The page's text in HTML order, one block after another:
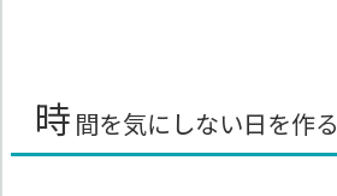
時 間を気にしない日を作る